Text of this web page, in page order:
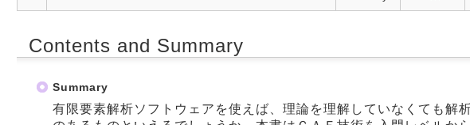
Contents and Summary
Summary
有限要素解析ソフトウェアを使えば、理論を理解していなくても解